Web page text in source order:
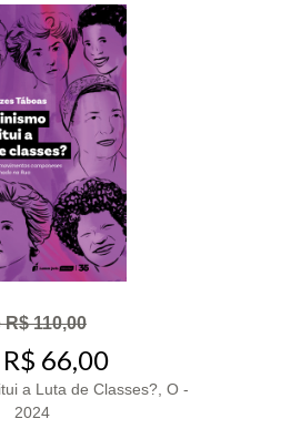
R$ 110,00
66,00
a Luta de Classes?, O -
2024